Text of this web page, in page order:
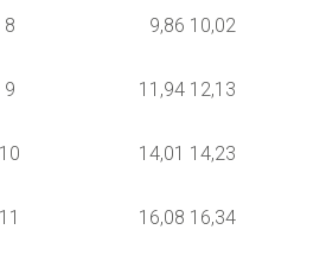
8 9,86 10,02
9 11,94 12,13
10 14,01 14,23
11 16,08 16,34